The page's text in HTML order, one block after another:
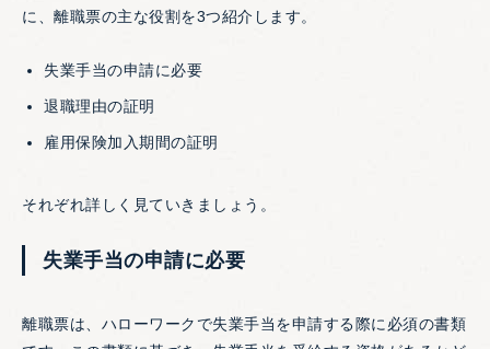
に、離職票の主な役割を3つ紹介します。
失業手当の申請に必要
退職理由の証明
雇用保険加入期間の証明
それぞれ詳しく見ていきましょう。
失業手当の申請に必要
離職票は、ハローワークで失業手当を申請する際に必須の書類